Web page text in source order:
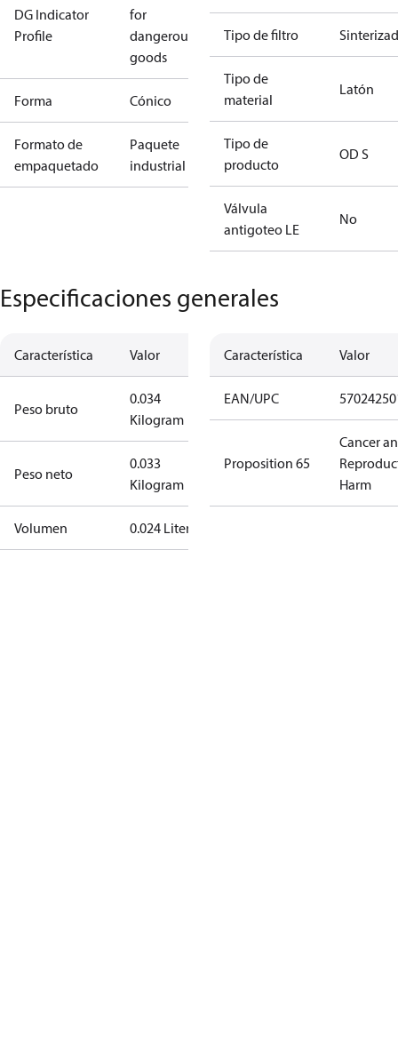
DG Indicator
Profile
for
dangerous
goods
Forma Cónico
Formato de
empaquetado
Paquete
industrial
Tipo de filtro
Tipo de
material
Latón
Tipo de
producto
OD S
Válvula
antigoteo LE
No
Especificaciones generales
Característica Valor
Peso bruto
0.034
Kilogram
Peso neto
0.033
Kilogram
Volumen 0.024 Liter
Característica Valor
EAN/UPC
Proposition 65
Cancer
Harm